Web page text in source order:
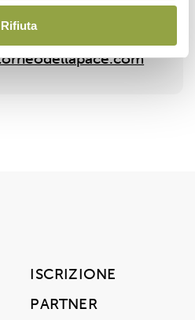
Rifiuta
ISCRIZIONE
PARTNER